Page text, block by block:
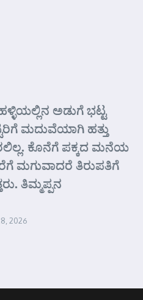
ಅಡುಗೆ ಭಟ್ಟ
ಮದುವೆಯಾಗಿ ಹತ್ತು
ಕೊನೆಗೆ ಪಕ್ಕದ ಮನೆಯ
ಮಗುವಾದರೆ ತಿರುಪತಿಗೆ
ತಿಮ್ಮಪ್ಪನ
2026